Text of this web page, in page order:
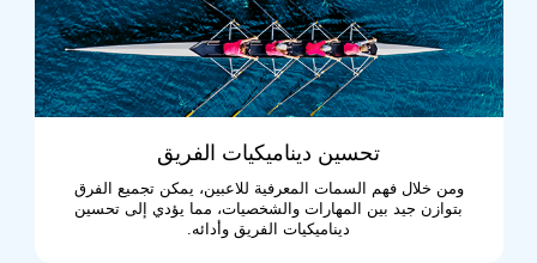
تحسين ديناميكيات الفريق
ومن خلال فهم السمات المعرفية للاعبين، يمكن تجميع الفرق
بتوازن جيد بين المهارات والشخصيات، مما يؤدي إلى تحسين
ديناميكيات الفريق وأدائه.